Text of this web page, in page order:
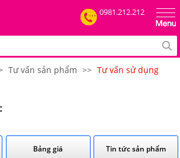
0981.212.212
Tư vấn sản phẩm >> Tư vấn sử dụng
Bảng giá Tin tức sản phẩm